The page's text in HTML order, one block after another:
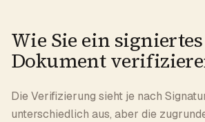
Wie Sie ein signiertes
Dokument
Die Verifizierung sieht je nach
unterschiedlich aus, aber die